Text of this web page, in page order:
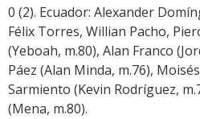
0 (2). Ecuador: Alexander
Félix Torres, Willian Pacho,
(Yeboah, m.80), Alan Franco
Páez (Alan Minda, m.76),
Sarmiento (Kevin Rodríguez,
(Mena, m.80).